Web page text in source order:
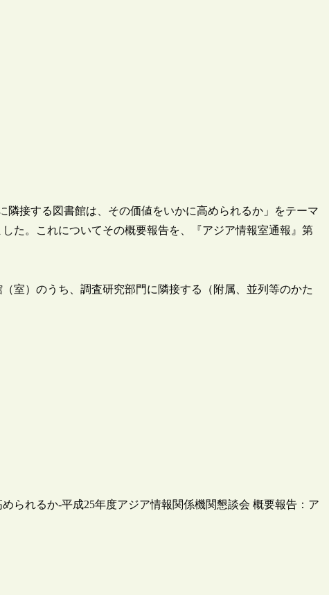
隣接する図書館は、その価値をいかに高められるか」をテーマ
た。これについてその概要報告を、『アジア情報室通報』第
室）のうち、調査研究部門に隣接する（附属、並列等のかた
られるか-平成25年度アジア情報関係機関懇談会 概要報告：ア